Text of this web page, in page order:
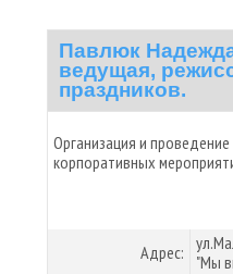
Павлюк
ведущая,
праздников.
Организация и
корпоративных
Адрес:
"Мы